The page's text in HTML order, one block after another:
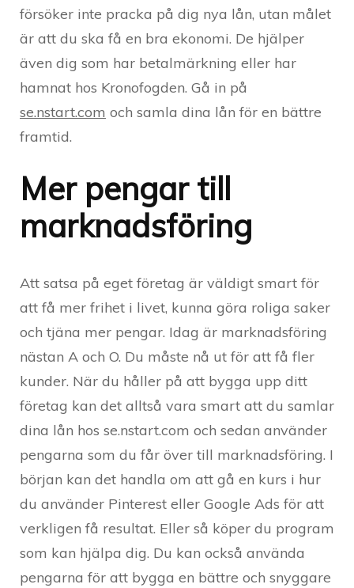
försöker inte pracka på dig nya lån, utan målet
är att du ska få en bra ekonomi. De hjälper
även dig som har betalmärkning eller har
hamnat hos Kronofogden. Gå in på
se.nstart.com och samla dina lån för en bättre
framtid.
Mer pengar till
marknadsföring
Att satsa på eget företag är väldigt smart för
att få mer frihet i livet, kunna göra roliga saker
och tjäna mer pengar. Idag är marknadsföring
nästan A och O. Du måste nå ut för att få fler
kunder. När du håller på att bygga upp ditt
företag kan det alltså vara smart att du samlar
dina lån hos se.nstart.com och sedan använder
pengarna som du får över till marknadsföring. I
början kan det handla om att gå en kurs i hur
du använder Pinterest eller Google Ads för att
verkligen få resultat. Eller så köper du program
som kan hjälpa dig. Du kan också använda
pengarna för att bygga en bättre och snyggare